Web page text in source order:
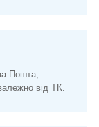
Пошта,
від ТК.